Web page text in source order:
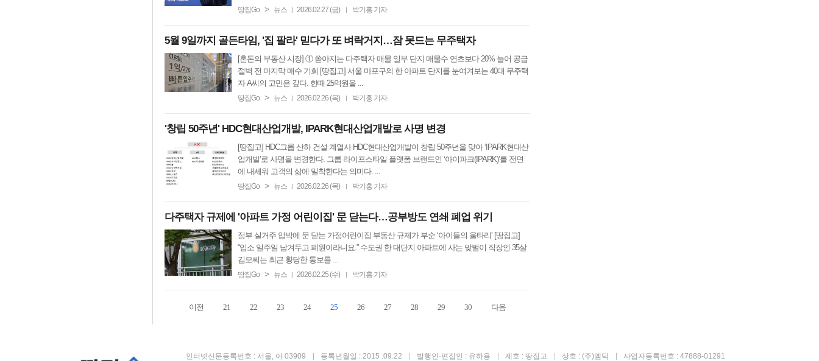
땅집Go > 뉴스 | 2026.02.27 (금) | 박기홍 기자
5월 9일까지 골든타임, '집 팔라' 믿다가 또 벼락거지…잠 못드는 무주택자
[혼돈의 부동산 시장] ① 쏟아지는 다주택자 매물 일부 단지 매물수 연초보다 20% 늘어 공급
절벽 전 마지막 매수 기회 [땅집고] 서울 마포구의 한 아파트 단지를 눈여겨보는 40대 무주택
자 A씨의 고민은 깊다. 한때 25억원을 ...
땅집Go > 뉴스 | 2026.02.26 (목) | 박기홍 기자
'창립 50주년' HDC현대산업개발, IPARK현대산업개발로 사명 변경
[땅집고] HDC그룹 산하 건설 계열사 HDC현대산업개발이 창립 50주년을 맞아 ‘IPARK현대산
업개발’로 사명을 변경한다. 그룹 라이프스타일 플랫폼 브랜드인 ‘아이파크(IPARK)’를 전면
에 내세워 고객의 삶에 밀착한다는 의미다. ...
땅집Go > 뉴스 | 2026.02.26 (목) | 박기홍 기자
다주택자 규제에 '아파트 가정 어린이집' 문 닫는다…공부방도 연쇄 폐업 위기
정부 실거주 압박에 문 닫는 가정어린이집 부동산 규제가 부순 ‘아이들의 울타리’ [땅집고]
“입소 일주일 남겨두고 폐원이라니요.” 수도권 한 대단지 아파트에 사는 맞벌이 직장인 35살
김모씨는 최근 황당한 통보를 ...
땅집Go > 뉴스 | 2026.02.25 (수) | 박기홍 기자
이전 21 22 23 24 25 26 27 28 29 30 다음
인터넷신문등록번호 : 서울, 아 03909 등록년월일 : 2015 .09.22 발행인·편집인 : 유하용 제호 : 땅집고 상호 : (주)엠딕 사업자등록번호 : 47888-01291